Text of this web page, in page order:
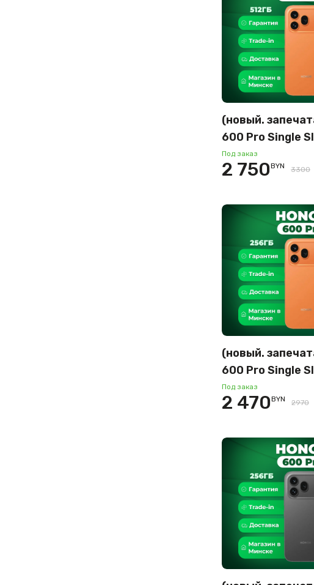
(новый.
600 Pro Single
12GB/512GB
версия
Под заказ
2 750BYN 3300
(новый.
600 Pro Single
12GB/256GB
Под заказ
2 470BYN 2970